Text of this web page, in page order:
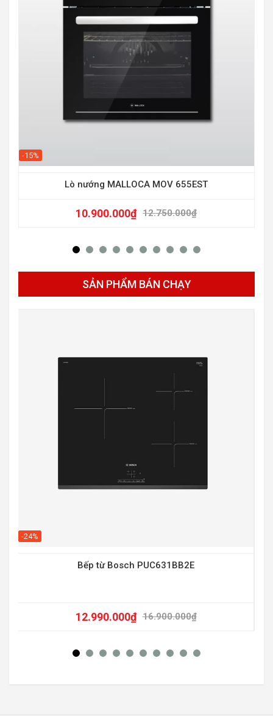
-15%
Lò nướng MALLOCA MOV 655EST
12.750.000₫
10.900.000₫
SẢN PHẨM BÁN CHẠY
-24%
Bếp từ Bosch PUC631BB2E
16.900.000₫
12.990.000₫